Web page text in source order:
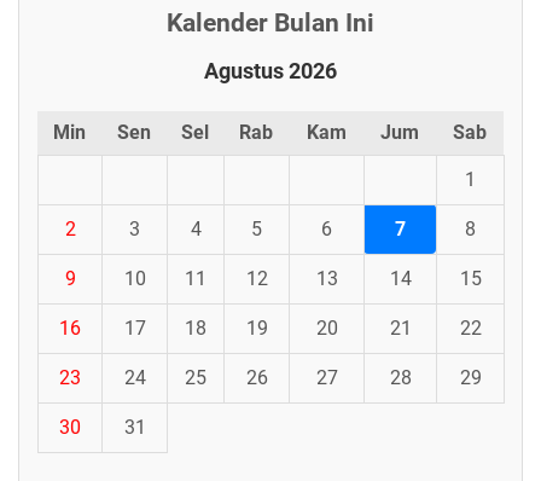
Kalender Bulan Ini
Agustus 2026
Min Sen Sel Rab Kam Jum Sab
1
2 3 4 5 6 7 8
9 10 11 12 13 14 15
16 17 18 19 20 21 22
23 24 25 26 27 28 29
30 31